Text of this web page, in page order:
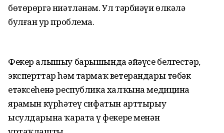
бөтөрөргә ниәтләнәм. Ул тәрбиәүи өлкәлә
булған ҙур проблема.
Фекер алышыу барышында әйҙәүсе белгестәр,
эксперттар һәм тармаҡ ветерандары төбәк
етәксеһенә республика халҡына медицина
ярҙамын күрһәтеү сифатын арттырыу
ысулдарына ҡарата үҙ фекере менән